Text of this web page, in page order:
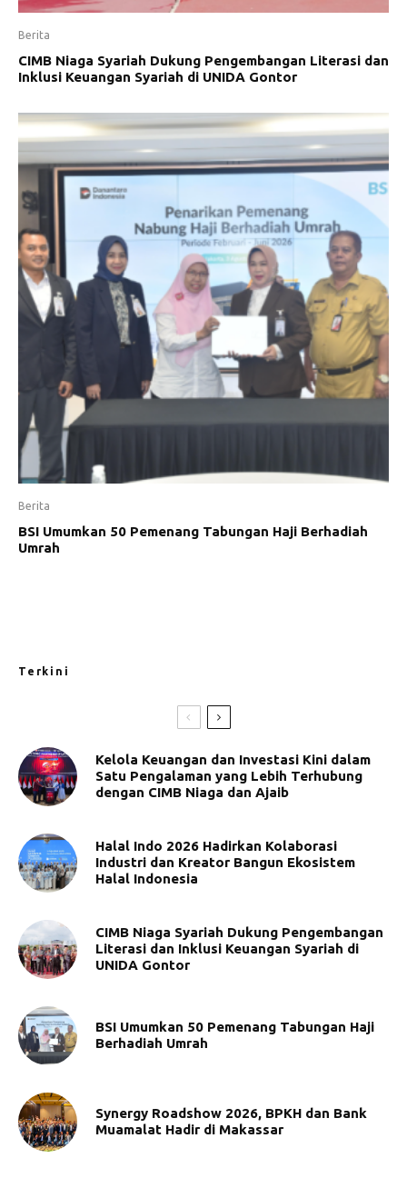
Berita
CIMB Niaga Syariah Dukung Pengembangan Literasi dan
Inklusi Keuangan Syariah di UNIDA Gontor
Berita
BSI Umumkan 50 Pemenang Tabungan Haji Berhadiah
Umrah
Terkini
Kelola Keuangan dan Investasi Kini dalam
Satu Pengalaman yang Lebih Terhubung
dengan CIMB Niaga dan Ajaib
Halal Indo 2026 Hadirkan Kolaborasi
Industri dan Kreator Bangun Ekosistem
Halal Indonesia
CIMB Niaga Syariah Dukung Pengembangan
Literasi dan Inklusi Keuangan Syariah di
UNIDA Gontor
BSI Umumkan 50 Pemenang Tabungan Haji
Berhadiah Umrah
Synergy Roadshow 2026, BPKH dan Bank
Muamalat Hadir di Makassar